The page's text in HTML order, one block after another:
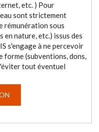
etc. ) Pour
sont strictement
rémunération sous
en nature, etc.) issus des
s'engage à ne percevoir
forme (subventions, dons,
tout éventuel